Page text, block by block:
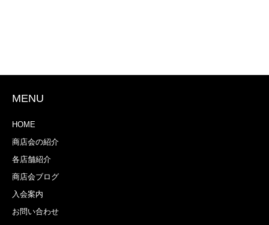
MENU
HOME
商店会の紹介
各店舗紹介
商店会ブログ
入会案内
お問い合わせ